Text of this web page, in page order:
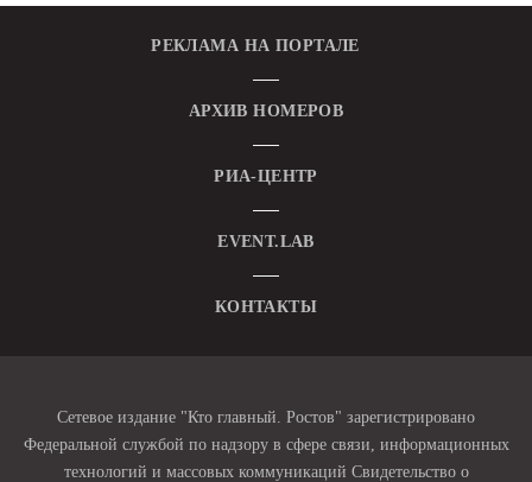
РЕКЛАМА НА ПОРТАЛЕ
АРХИВ НОМЕРОВ
РИА-ЦЕНТР
EVENT.LAB
КОНТАКТЫ
Сетевое издание "Кто главный. Ростов" зарегистрировано
Федеральной службой по надзору в сфере связи, информационных
технологий и массовых коммуникаций Свидетельство о